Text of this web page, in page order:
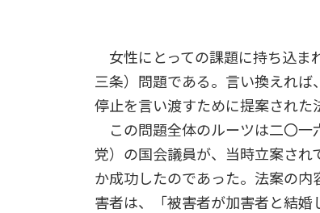
女性にとっての課題に持ち込ま
三条）問題である。言い換えれ
停止を言い渡すために提案された
この問題全体のルーツは二〇一
党）の国会議員が、当時立案さ
か成功したのであった。法案の
害者は、「被害者が加害者と結